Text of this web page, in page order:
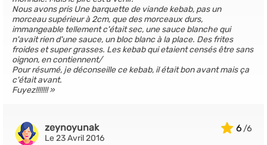
Nous avons pris Une barquette de viande kebab, pas un
morceau supérieur à 2cm, que des morceaux durs,
immangeable tellement c'était sec, une sauce blanche qui
n'avait rien d'une sauce, un bloc blanc à la place. Des frites
froides et super grasses. Les kebab qui etaient censés être sans
oignon, en contiennent/
Pour résumé, je déconseille ce kebab, il était bon avant mais ça
c'était avant.
Fuyez!!!!!!!
6
zeynoyunak
Le 23 Avril 2016